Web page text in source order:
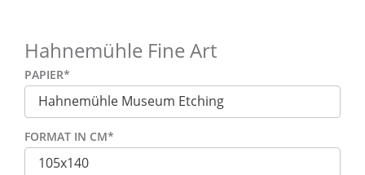
Hahnemühle Fine Art
PAPIER*
FORMAT IN CM*